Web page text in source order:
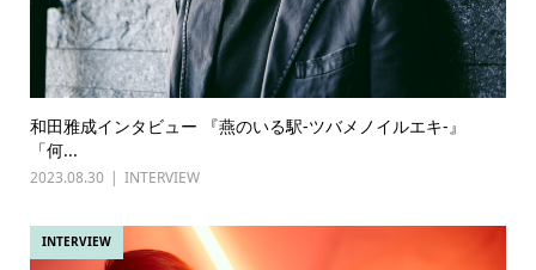
和田雅成インタビュー 『燕のいる駅-ツバメノイルエキ-』
「何...
2023.08.30 INTERVIEW
INTERVIEW